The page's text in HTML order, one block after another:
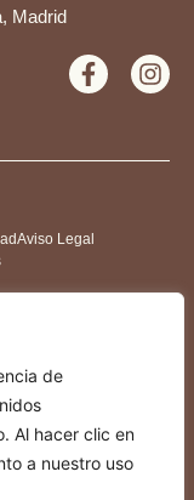
de
Al hacer clic en
a nuestro uso
Madrid
Aviso Legal